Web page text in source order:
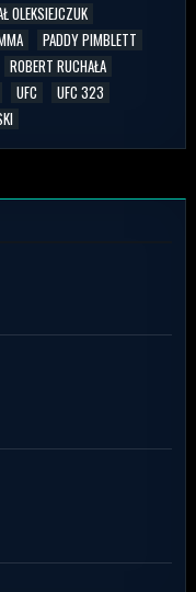
OLEKSIEJCZUK
PADDY PIMBLETT
ROBERT RUCHAŁA
UFC
UFC 323